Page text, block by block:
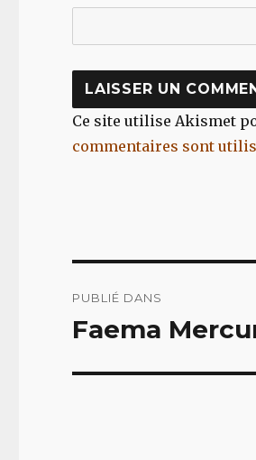
Ce site utilise Akismet
commentaires sont
de
PUBLIÉ DANS
Faema